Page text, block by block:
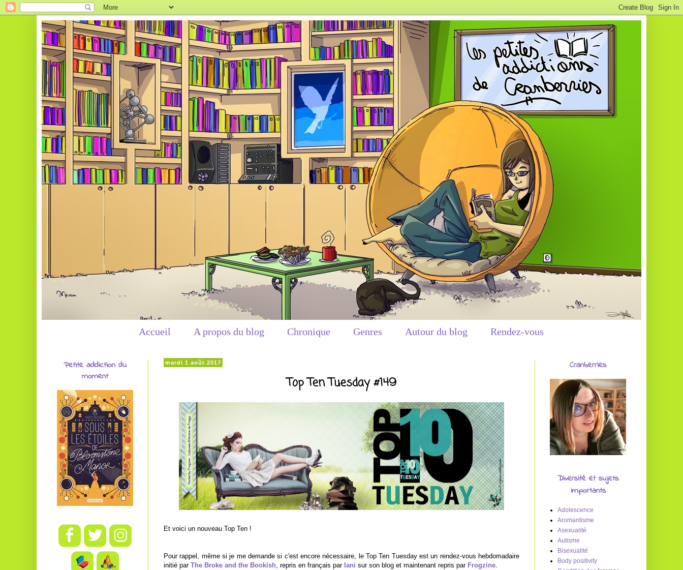
Accueil A propos du blog Chronique Genres Autour du blog Rendez-vous
mardi 1 août 2017
Top Ten Tuesday #149
Et voici un nouveau Top Ten !
Pour rappel, même si je me demande si c'est encore nécessaire, le Top Ten Tuesday est un rendez-vous hebdomadaire
initié par The Broke and the Bookish , repris en français par Iani sur son blog et maintenant repris par Frogzine
Petite addiction du
moment
Cranberries
Diversité et sujets
importants
Adolescence
Aromantisme
Asexualité
Autisme
Bisexualité
Body positivity